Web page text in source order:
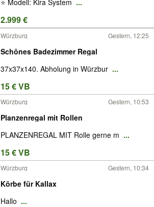
⭐ Modell: Kira System ...
2.999 €
Würzburg Gestern, 12:25
Schönes Badezimmer Regal
37x37x140. Abholung in Würzbur ...
15 € VB
Würzburg Gestern, 10:53
Planzenregal mit Rollen
PLANZENREGAL MIT Rolle gerne m ...
15 € VB
Würzburg Gestern, 10:34
Körbe für Kallax
Hallo ...